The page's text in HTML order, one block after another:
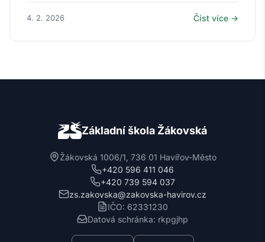
4. 2. 2026 Číst více →
Základní škola Žákovská
Žákovská 1006/1, 736 01 Havířov-Město
+420 596 411 046
+420 739 594 037
zs.zakovska@zakovska-havirov.cz
IČO: 62331230
Datová schránka: rkpgjhp